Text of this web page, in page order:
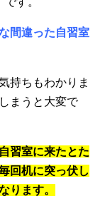
間違った自習室
持ちもわかりま
まうと大変で
習室に来たとた
回机に突っ伏し
ります。